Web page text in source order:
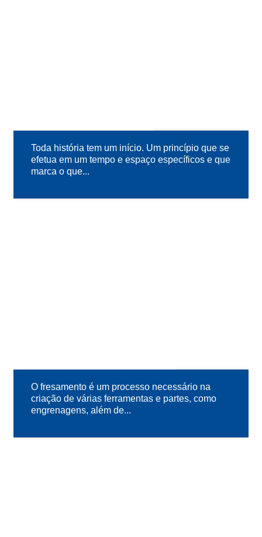
17
JAN
Toda história tem um início. Um princípio que se
efetua em um tempo e espaço específicos e que
marca o que...
17
NOV
O fresamento é um processo necessário na
criação de várias ferramentas e partes, como
engrenagens, além de...